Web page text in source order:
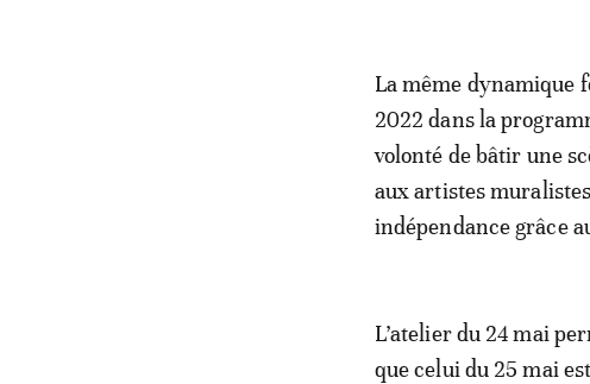
La même dynamique
2022 dans la
volonté de bâtir une
aux artistes
indépendance grâce
L’atelier du 24 mai
que celui du 25 mai